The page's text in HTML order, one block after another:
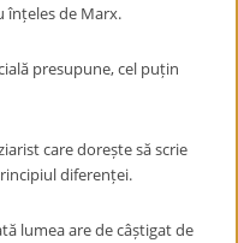
înțeles de Marx.
presupune, cel puțin
care dorește să scrie
diferenței.
lumea are de câștigat de